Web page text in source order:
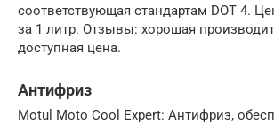
соответствующая стандартам DOT 4.
за 1 литр. Отзывы: хорошая
доступная цена.
Антифриз
Motul Moto Cool Expert: Антифриз,